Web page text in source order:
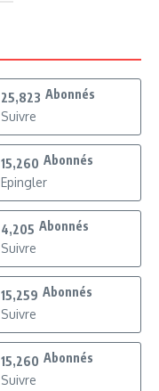
25,823 Abonnés
Suivre
15,260 Abonnés
Epingler
4,205 Abonnés
Suivre
15,259 Abonnés
Suivre
15,260 Abonnés
Suivre